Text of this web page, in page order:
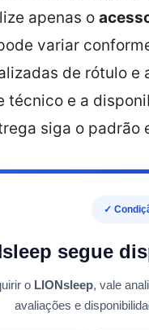
apenas o
variar
de rótulo e
técnico e a
siga o
✓
segue
o LIONsleep, vale
avaliações e